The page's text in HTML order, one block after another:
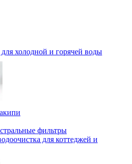
холодной и горячей воды
фильтры
для коттеджей и